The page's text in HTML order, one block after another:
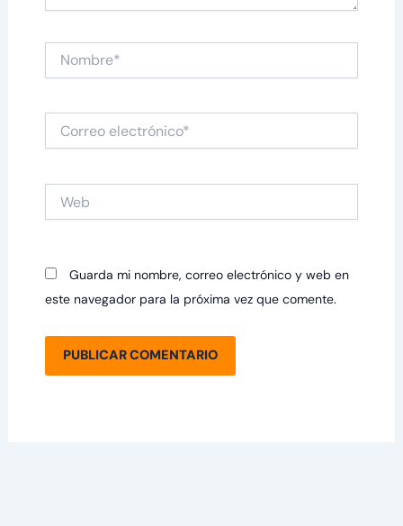
Nombre*
electrónico*
Guarda mi nombre, correo electrónico y web en
este navegador para la próxima vez que comente.